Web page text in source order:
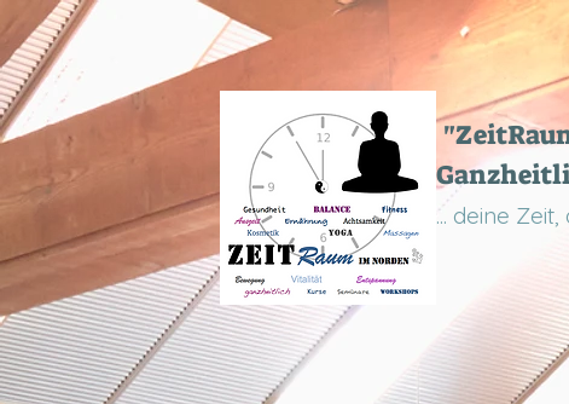
... deine